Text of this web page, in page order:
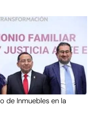
de Inmuebles en la